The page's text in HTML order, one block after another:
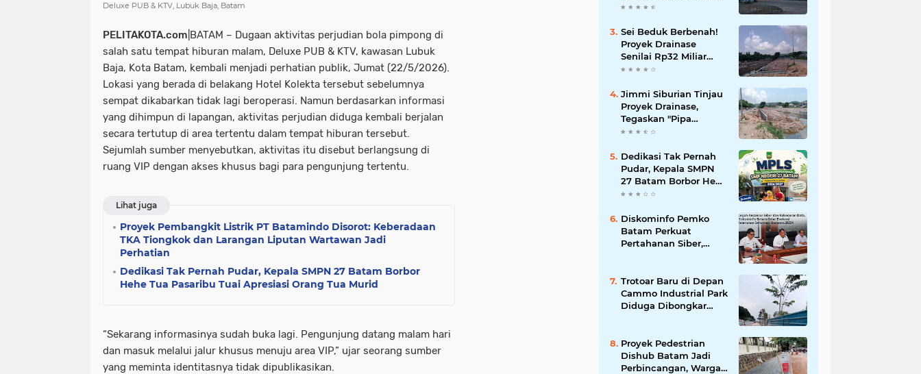
Deluxe PUB & KTV, Lubuk Baja, Batam
PELITAKOTA.com |BATAM – Dugaan aktivitas perjudian bola pimpong di
salah satu tempat hiburan malam, Deluxe PUB & KTV, kawasan Lubuk
Baja, Kota Batam, kembali menjadi perhatian publik, Jumat (22/5/2026).
Lokasi yang berada di belakang Hotel Kolekta tersebut sebelumnya
sempat dikabarkan tidak lagi beroperasi. Namun berdasarkan informasi
yang dihimpun di lapangan, aktivitas perjudian diduga kembali berjalan
secara tertutup di area tertentu dalam tempat hiburan tersebut.
Sejumlah sumber menyebutkan, aktivitas itu disebut berlangsung di
ruang VIP dengan akses khusus bagi para pengunjung tertentu.
Lihat juga
Proyek Pembangkit Listrik PT Batamindo Disorot: Keberadaan
TKA Tiongkok dan Larangan Liputan Wartawan Jadi
Perhatian
Dedikasi Tak Pernah Pudar, Kepala SMPN 27 Batam Borbor
Hehe Tua Pasaribu Tuai Apresiasi Orang Tua Murid
“Sekarang informasinya sudah buka lagi. Pengunjung datang malam hari
dan masuk melalui jalur khusus menuju area VIP,” ujar seorang sumber
yang meminta identitasnya tidak dipublikasikan.
TKA Tiongkok dan
Wartawan Jadi
Perhatian
Sei Beduk Berbenah!
Proyek Drainase
Senilai Rp32 Miliar
Diharapkan Jadi Solusi
Jimmi Siburian Tinjau
Proyek Drainase,
Tegaskan "Pipa
Misterius" Tak Boleh
Pembangunan di Sei
Beduk
Dedikasi Tak Pernah
Pudar, Kepala SMPN
27 Batam Borbor Hehe
Tua Pasaribu Tuai
Murid
Diskominfo Pemko
Batam Perkuat
Pertahanan Siber,
Informasi Pemerintah
Trotoar Baru di Depan
Cammo Industrial Park
Diduga Dibongkar
Proyek Pedestrian
Dishub Batam Jadi
Perbincangan, Warga